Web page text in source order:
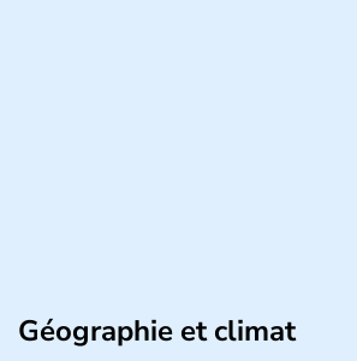
Géographie et climat